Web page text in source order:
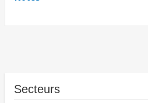
Secteurs